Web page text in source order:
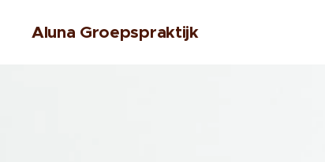
Aluna Groepspraktijk